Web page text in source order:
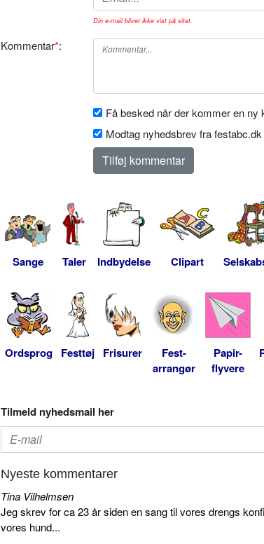
Din e-mail bliver ikke vist på sitet.
Kommentar*:
Få besked når der kommer en ny
Modtag nyhedsbrev fra festabc.dk
Sange Taler Indbydelse Clipart
Ordsprog Festtøj Frisurer
Fest-
arrangør
Papir-
flyvere
Tilmeld nyhedsmail her
Nyeste kommentarer
Tina Vilhelmsen
Jeg skrev for ca 23 år siden en sang til vores drengs
vores hund...